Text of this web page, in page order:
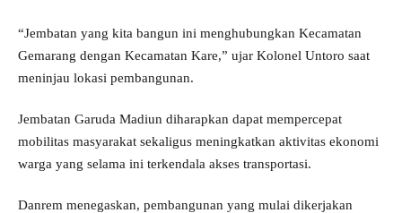
“Jembatan yang kita bangun ini menghubungkan Kecamatan
Gemarang dengan Kecamatan Kare,” ujar Kolonel Untoro saat
meninjau lokasi pembangunan.
Jembatan Garuda Madiun diharapkan dapat mempercepat
mobilitas masyarakat sekaligus meningkatkan aktivitas ekonomi
warga yang selama ini terkendala akses transportasi.
Danrem menegaskan, pembangunan yang mulai dikerjakan